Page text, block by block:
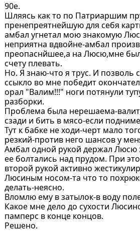
90е.
Шляясь как то по Патриаршим
пренепреятнейшую для себя
амбал угнетал мою знакомую
неприятна вдвойне-амбал
преопаснйшее,а на Люсю,мне
счету плевать.
Но. Я знаю-что я трус. И позволь
ссыкло во мне победит
орал "Валим!!!" ноги потянули
разборки.
Проблема была нерешаема-
сзади и бить в мясо-если
Тут к бабке не ходи-черт мало
резкий-против него шансов у
Амбал одной рукой держал Люсю
ее болтались над прудом. При
второй рукой активно
Люсиным носом-та что то
делать-неясно.
Вломлю ему в затылок-в воду
Какое мне дело до сухости
памперс в конце концов.
Решено.